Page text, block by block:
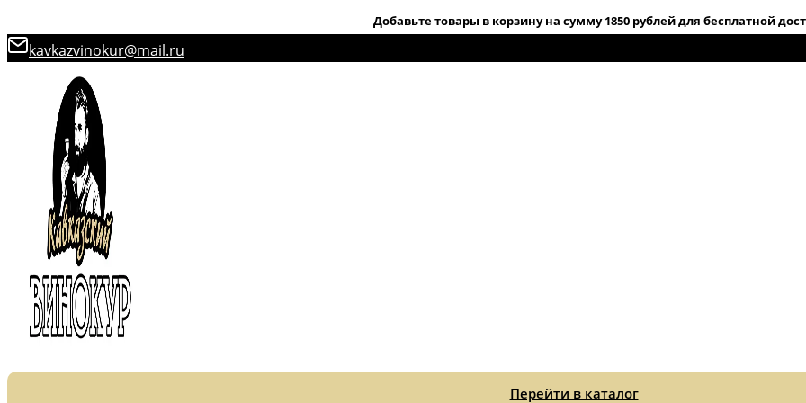
Добавьте товары в корзину на сумму 1850 рублей для бесплатной
Перейти
содержимому
kavkazvinokur@mail.ru
Перейти в каталог